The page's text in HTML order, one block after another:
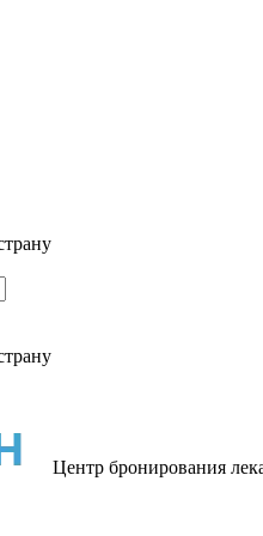
Центр бронирования